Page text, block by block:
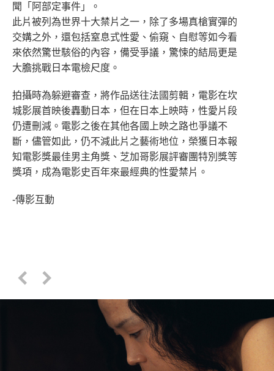
聞「阿部定事件」。
此片被列為世界十大禁片之一，除了多場真槍實彈的
交媾之外，還包括窒息式性愛、偷窺、自慰等如今看
來依然驚世駭俗的內容，備受爭議，驚悚的結局更是
大膽挑戰日本電檢尺度。
拍攝時為躲避審查，將作品送往法國剪輯，電影在坎
城影展首映後轟動日本，但在日本上映時，性愛片段
仍遭刪減。電影之後在其他各國上映之路也爭議不
斷，儘管如此，仍不減此片之藝術地位，榮獲日本報
知電影獎最佳男主角獎、芝加哥影展評審團特別獎等
獎項，成為電影史百年來最經典的性愛禁片。
-傳影互動